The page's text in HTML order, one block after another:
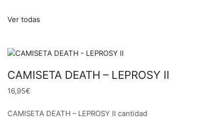
Ver todas
CAMISETA DEATH – LEPROSY II
16,95€
CAMISETA DEATH – LEPROSY II cantidad